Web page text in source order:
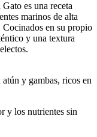
es una receta
marinos de alta
en su propio
y una textura
y gambas, ricos en
y los nutrientes sin